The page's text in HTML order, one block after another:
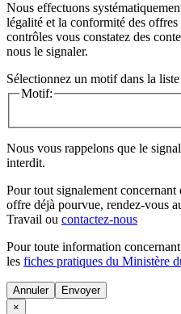
Nous effectuons
légalité et la conformité des
contrôles vous constatez des
nous le signaler.
Sélectionnez un motif dans la
Motif:
Nous vous rappelons que le
interdit.
Pour tout signalement concernant
offre déjà pourvue, rendez-vous
Travail ou contactez-nous
Pour toute information
les fiches pratiques du Ministère
Annuler
×